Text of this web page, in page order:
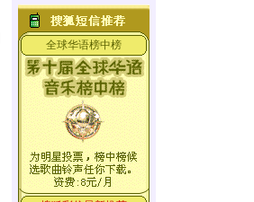
全球华语榜中榜